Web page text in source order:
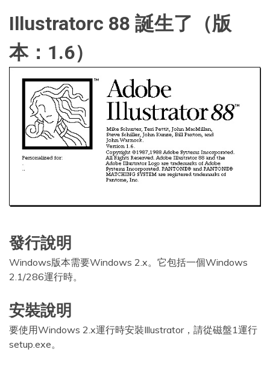
Illustratorc 88 誕生了（版
本：1.6）
發行說明
Windows版本需要Windows 2.x。它包括一個Windows
2.1/286運行時。
安裝說明
要使用Windows 2.x運行時安裝Illustrator，請從磁盤1運行
setup.exe。